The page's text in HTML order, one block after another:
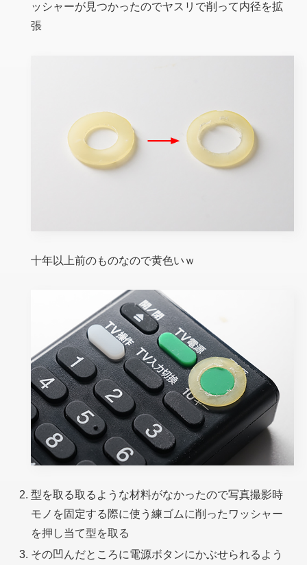
ッシャーが見つかったのでヤスリで削って内径を拡
張
十年以上前のものなので黄色いｗ
型を取る取るような材料がなかったので写真撮影時
モノを固定する際に使う練ゴムに削ったワッシャー
を押し当て型を取る
その凹んだところに電源ボタンにかぶせられるよう